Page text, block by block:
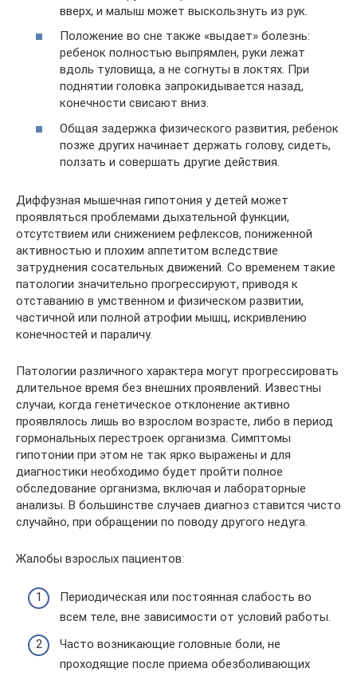
вверх, и малыш может выскользнуть из рук.
Положение во сне также «выдает» болезнь:
ребенок полностью выпрямлен, руки лежат
вдоль туловища, а не согнуты в локтях. При
поднятии головка запрокидывается назад,
конечности свисают вниз.
Общая задержка физического развития, ребенок
позже других начинает держать голову, сидеть,
ползать и совершать другие действия.
Диффузная мышечная гипотония у детей может
проявляться проблемами дыхательной функции,
отсутствием или снижением рефлексов, пониженной
активностью и плохим аппетитом вследствие
затруднения сосательных движений. Со временем такие
патологии значительно прогрессируют, приводя к
отставанию в умственном и физическом развитии,
частичной или полной атрофии мышц, искривлению
конечностей и параличу.
Патологии различного характера могут прогрессировать
длительное время без внешних проявлений. Известны
случаи, когда генетическое отклонение активно
проявлялось лишь во взрослом возрасте, либо в период
гормональных перестроек организма. Симптомы
гипотонии при этом не так ярко выражены и для
диагностики необходимо будет пройти полное
обследование организма, включая и лабораторные
анализы. В большинстве случаев диагноз ставится чисто
случайно, при обращении по поводу другого недуга.
Жалобы взрослых пациентов:
Периодическая или постоянная слабость во
всем теле, вне зависимости от условий работы.
Часто возникающие головные боли, не
проходящие после приема обезболивающих